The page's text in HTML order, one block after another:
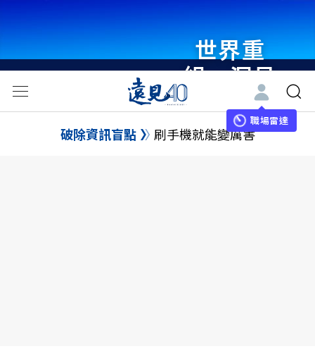
世界重
組・洞見
未來 與
世界領袖
職場雷達
破除資訊盲點 刷手機就能變厲害